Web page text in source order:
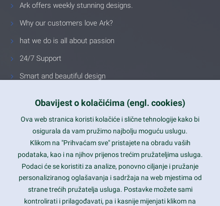
Ark offers weekly stunning designs.
Why our customers love Ark?
hat we do is all about passion
24/7 Support
Smart and beautiful design
Latest trends and much more...
Contact Info
1600 Amphitheatre Parkway, Mountain View, CA 94043
Obavijest o kolačićima (engl. cookies)
Ova web stranica koristi kolačiće i slične tehnologije kako bi
osigurala da vam pružimo najbolju moguću uslugu.
Klikom na "Prihvaćam sve" pristajete na obradu vaših
podataka, kao i na njihov prijenos trećim pružateljima usluga.
Podaci će se koristiti za analize, ponovno ciljanje i pružanje
personaliziranog oglašavanja i sadržaja na web mjestima od
strane trećih pružatelja usluga. Postavke možete sami
kontrolirati i prilagođavati, pa i kasnije mijenjati klikom na